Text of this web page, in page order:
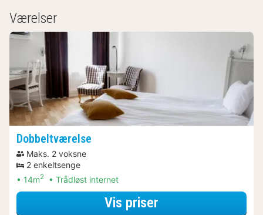
Værelser
Dobbeltværelse
Maks. 2 voksne
2 enkeltsenge
14m2 Trådløst internet
Vis priser